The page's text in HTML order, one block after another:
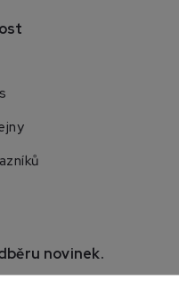
novinek.